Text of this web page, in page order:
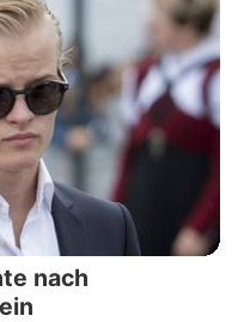
nach